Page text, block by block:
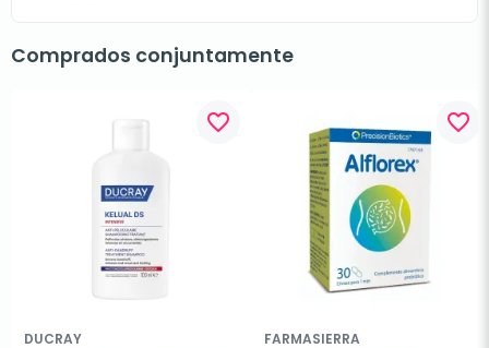
Comprados conjuntamente
favorite_border
DUCRAY
favorite_border
FARMASIERRA